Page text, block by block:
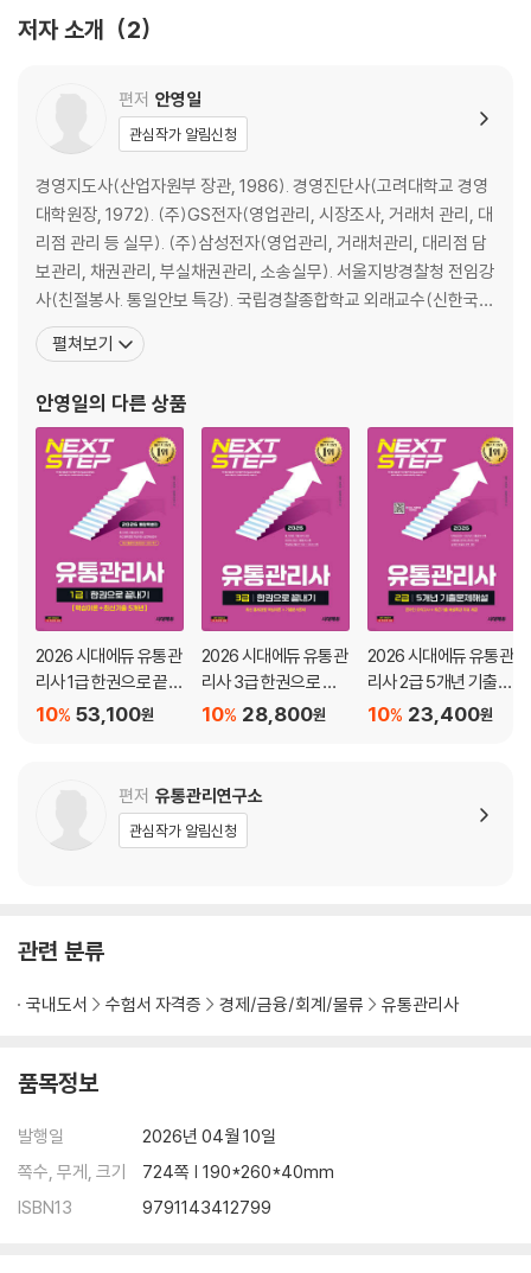
제1회 기출문제해설 [2016. 04. 10 시행]
제2회 기출문제해설 [2016. 07. 03 시행]
제3회 기출문제해설 [2016. 11. 13 시행]
2017년 기출문제해설
제1회 기출문제해설 [2017. 04. 16 시행]
제2회 기출문제해설 [2017. 07. 02 시행]
제3회 기출문제해설 [2017. 11. 05 시행]
2018년 기출문제해설
제2회 기출문제해설 [2018. 07. 01 시행]
제3회 기출문제해설 [2018. 11. 04 시행]
2019년 기출문제해설
제1회 기출문제해설 [2019. 04. 14 시행]
제2회 기출문제해설 [2019. 06. 30 시행]
제3회 기출문제해설 [2019. 11. 03 시행]
2020년 기출문제해설
제2회 기출문제해설 [2020. 06. 21 시행]
추 가 기출문제해설 [2020. 08. 08 시행]
제3회 기출문제해설 [2020. 11. 01 시행]
제1회 기출문제해설 [2021. 05. 15 시행]
제2회 기출문제해설 [2021. 08. 21 시행]
제1회 기출문제해설 [2022. 05. 14 시행]
제3회 기출문제해설 [2022. 11. 19 시행]
제1회 기출문제해설 [2023. 05. 13 시행]
제3회 기출문제해설 [2023. 11. 25 시행]
2024년 기출문제해설
저자 소개 2
편저 안영일
관심작가 알림신청
경영지도사(산업자원부 장관, 1986). 경영진단사(고려대학교 경영
대학원장, 1972). (주)GS전자(영업관리, 시장조사, 거래처 관리, 대
리점 관리 등 실무). (주)삼성전자(영업관리, 거래처관리, 대리점 담
보관리, 채권관리, 부실채권관리, 소송실무). 서울지방경찰청 전임강
사(친절봉사. 통일안보 특강). 국립경찰종합학교 외래교수(신한국
창조와 의식개혁). 중소기업청 경영기술 지도위원. 신용보증기금 경
영상담위원 . 노동부 집필위원. 통신교육 지도강사. KBS 초청강사, M
리실무(채권법무관리사 2급 수험교재',
펼쳐보기
안영일의 다른 상품
2026 시대에듀 유통관
리사 1급 한권으로 끝내
기 [핵심이론+최신기
53,100원
10%
2026 시대에듀 유통관
리사 3급 한권으로 끝
내기 28,800원
10%
2026 시대에듀 유통관
리사 2급 5개년 기출문
제해설23,400원
10%
편저 유통관리연구소
관심작가 알림신청
관련 분류
국내도서 수험서 자격증 경제/금융/회계/물류 유통관리사
품목정보
발행일
2026년 04월 10일
쪽수, 무게, 크기
724쪽 | 190*260*40mm
ISBN13
9791143412799